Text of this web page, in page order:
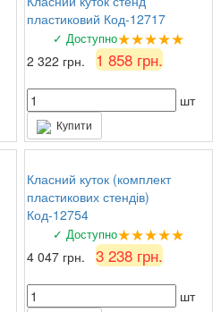
пластиковий Код-12717
✓ Доступно★★★★★
2 322 грн. 1 858 грн.
шт
Купити
Класний куток (комплект
пластикових стендів)
Код-12754
✓ Доступно★★★★★
4 047 грн. 3 238 грн.
шт